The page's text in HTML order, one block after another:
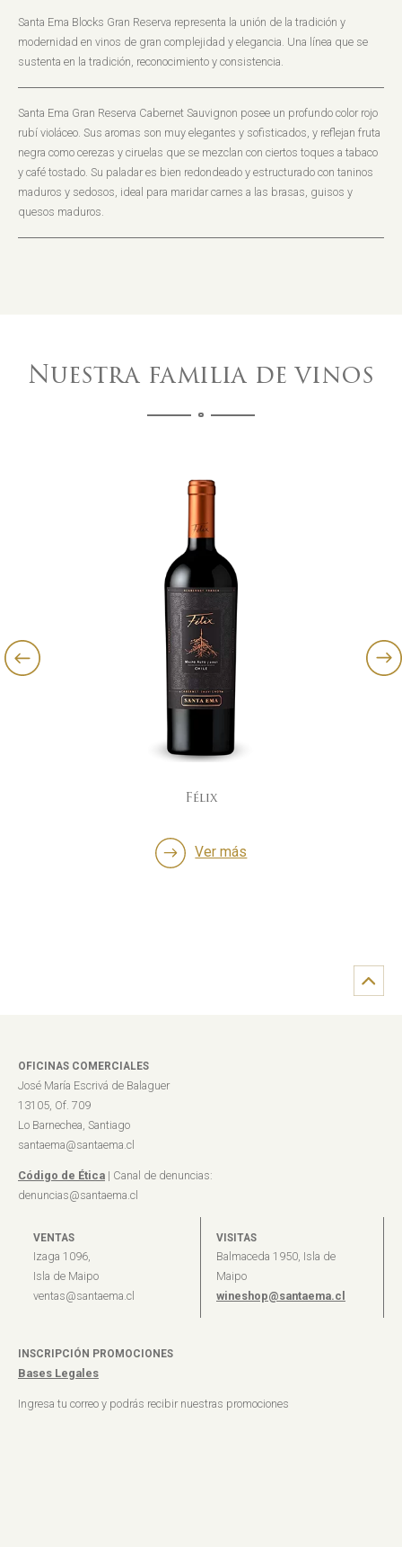
Santa Ema Blocks Gran Reserva representa la unión de la tradición y
modernidad en vinos de gran complejidad y elegancia. Una línea que se
sustenta en la tradición, reconocimiento y consistencia.
Santa Ema Gran Reserva Cabernet Sauvignon posee un profundo color rojo
rubí violáceo. Sus aromas son muy elegantes y sofisticados, y reflejan fruta
negra como cerezas y ciruelas que se mezclan con ciertos toques a tabaco
y café tostado. Su paladar es bien redondeado y estructurado con taninos
maduros y sedosos, ideal para maridar carnes a las brasas, guisos y
quesos maduros.
Nuestra familia de vinos
Félix
Ver más
OFICINAS COMERCIALES
José María Escrivá de Balaguer
13105, Of. 709
Lo Barnechea, Santiago
santaema@santaema.cl
Código de Ética | Canal de denuncias:
denuncias@santaema.cl
VENTAS
Izaga 1096,
Isla de Maipo
ventas@santaema.cl
VISITAS
Balmaceda 1950, Isla de
Maipo
wineshop@santaema.cl
INSCRIPCIÓN PROMOCIONES
Bases Legales
Ingresa tu correo y podrás recibir nuestras promociones